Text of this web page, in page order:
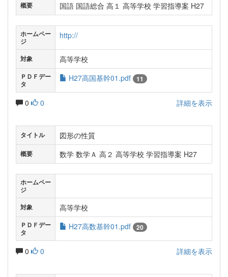
概要 国語 国語総合 高１ 高等学校 学習指導案 H27
ホームペー
ジ
http://
対象 高等学校
ＰＤＦデー
タ
H27高国基幹01.pdf 11
0 0 詳細を表示
タイトル 図形の性質
概要 数学 数学Ａ 高２ 高等学校 学習指導案 H27
ホームペー
ジ
対象
高等学校
ＰＤＦデー
タ
H27高数基幹01.pdf 20
0 0 詳細を表示